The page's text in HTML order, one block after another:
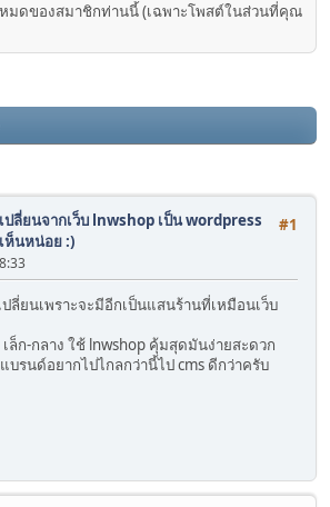
ดของสมาชิกท่านนี้ (เฉพาะโพสต์ในส่วนที่คุณ
#1
ปลี่ยนจากเว็บ lnwshop เป็น wordpress
ห็นหน่อย :)
ลี่ยนเพราะจะมีอีกเป็นแสนร้านที่เหมือนเว็บ
ล็ก-กลาง ใช้ lnwshop คุ้มสุดมันง่ายสะดวก
บรนด์อยากไปไกลกว่านี้ไป cms ดีกว่าครับ